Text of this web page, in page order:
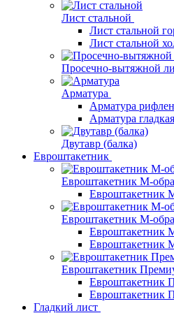
Лист стальной
Лист стальной
Лист стальной
Просечно-вытяжной
Арматура
Арматура
Арматура
Двутавр (балка)
Евроштакетник
Евроштакетник М-
Евроштакетник
Евроштакетник М-
Евроштакетник
Евроштакетник
Евроштакетник
Евроштакетник
Евроштакетник
Гладкий лист